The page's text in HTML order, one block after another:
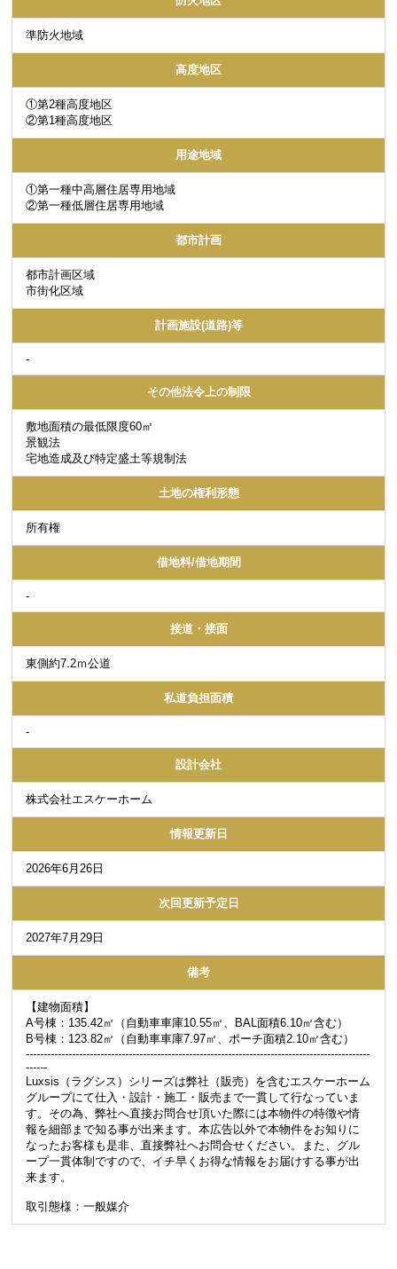
準防火地域
高度地区
①第2種高度地区
②第1種高度地区
用途地域
①第一種中高層住居専用地域
②第一種低層住居専用地域
都市計画
都市計画区域
市街化区域
計画施設(道路)等
-
その他法令上の制限
敷地面積の最低限度60㎡
景観法
宅地造成及び特定盛土等規制法
土地の権利形態
所有権
借地料/借地期間
-
接道・接面
東側約7.2ｍ公道
私道負担面積
-
設計会社
株式会社エスケーホーム
情報更新日
2026年6月26日
次回更新予定日
2027年7月29日
備考
【建物面積】
A号棟：135.42㎡（自動車車庫10.55㎡、BAL面積6.10㎡含む）
B号棟：123.82㎡（自動車車庫7.97㎡、ポーチ面積2.10㎡含む）
-------------------------------------------------------------------------------------------------
------
Luxsis（ラグシス）シリーズは弊社（販売）を含むエスケーホーム
グループにて仕入・設計・施工・販売まで一貫して行なっていま
す。その為、弊社へ直接お問合せ頂いた際には本物件の特徴や情
報を細部まで知る事が出来ます。本広告以外で本物件をお知りに
なったお客様も是非、直接弊社へお問合せください。また、グル
ープ一貫体制ですので、イチ早くお得な情報をお届けする事が出
来ます。
取引態様：一般媒介